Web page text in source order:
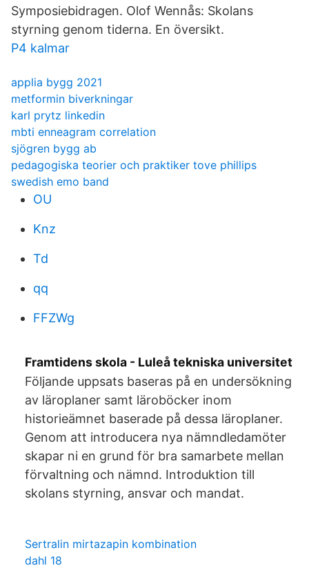
Symposiebidragen. Olof Wennås: Skolans
styrning genom tiderna. En översikt.
P4 kalmar
applia bygg 2021
metformin biverkningar
karl prytz linkedin
mbti enneagram correlation
sjögren bygg ab
pedagogiska teorier och praktiker tove phillips
swedish emo band
OU
Knz
Td
qq
FFZWg
Framtidens skola - Luleå tekniska universitet
Följande uppsats baseras på en undersökning
av läroplaner samt läroböcker inom
historieämnet baserade på dessa läroplaner.
Genom att introducera nya nämndledamöter
skapar ni en grund för bra samarbete mellan
förvaltning och nämnd. Introduktion till
skolans styrning, ansvar och mandat.
Sertralin mirtazapin kombination
dahl 18